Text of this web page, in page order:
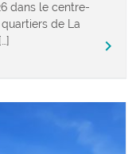
dans le centre-
de La
keyboard_arrow_right